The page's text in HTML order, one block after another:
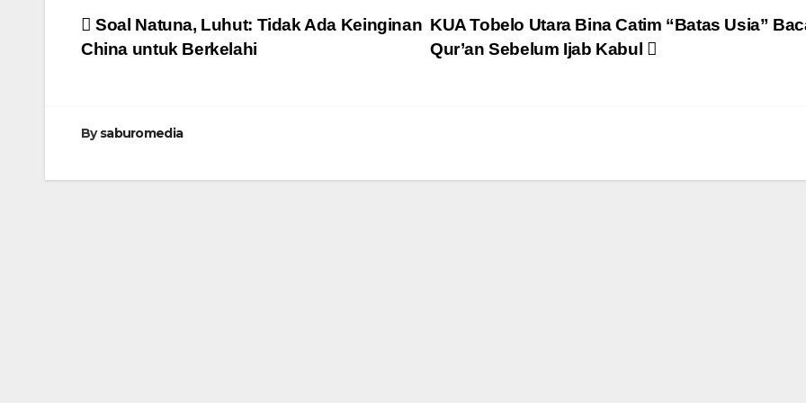
Navigasi
KUA Tobelo Utara Bina Catim “Batas Usia”
Qur’an Sebelum Ijab Kabul
Soal Natuna, Luhut: Tidak Ada Keinginan
China untuk Berkelahi
Bysaburomedia